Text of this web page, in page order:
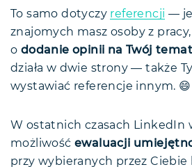
To samo dotyczy referencji —
znajomych masz osoby z
o dodanie opinii na Twój temat
działa w dwie strony — także
wystawiać referencje innym. 😄
W ostatnich czasach LinkedIn
możliwośćewaluacji
przy wybieranych przez